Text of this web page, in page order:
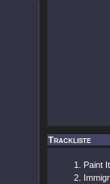
Trackliste
Paint